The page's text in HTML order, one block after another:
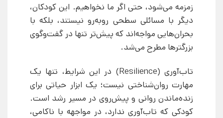
زمزمه می‌شود، حتی اگر ما نخواهیم. این کودکان،
دیگر با مسائلی سطحی روبه‌رو نیستند، بلکه با
بحران‌هایی مواجه‌اند که پیش‌تر تنها در گفت‌وگوی
بزرگترها مطرح می‌شد.
تاب‌آوری (Resilience) در این شرایط، تنها یک
مهارت روان‌شناختی نیست؛ یک ابزار حیاتی برای
زنده‌ماندن روانی و پیش‌روی در مسیر رشد است.
کودکی که تاب‌آوری ندارد، در مواجهه با ناکامی،